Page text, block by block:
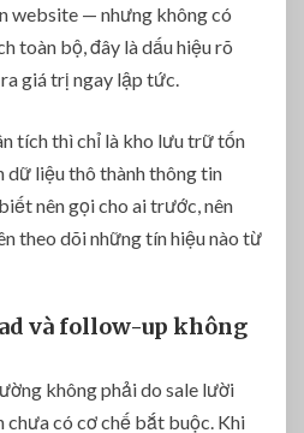
website — nhưng không có
toàn bộ, đây là dấu hiệu rõ
giá trị ngay lập tức.
tích thì chỉ là kho lưu trữ tốn
dữ liệu thô thành thông tin
nên gọi cho ai trước, nên
theo dõi những tín hiệu nào từ
và follow-up không
không phải do sale lười
có cơ chế bắt buộc. Khi